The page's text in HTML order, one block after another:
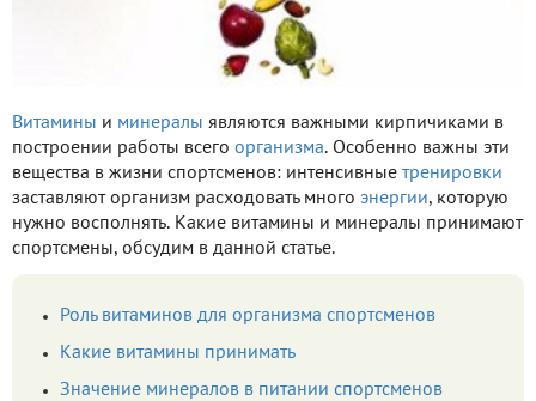
Витамины и минералы являются важными кирпичиками в
построении работы всего организма. Особенно важны эти
вещества в жизни спортсменов: интенсивные тренировки
заставляют организм расходовать много энергии, которую
нужно восполнять. Какие витамины и минералы принимают
спортсмены, обсудим в данной статье.
Роль витаминов для организма спортсменов
Какие витамины принимать
Значение минералов в питании спортсменов